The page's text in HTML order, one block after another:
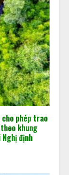
phép trao
khung
định